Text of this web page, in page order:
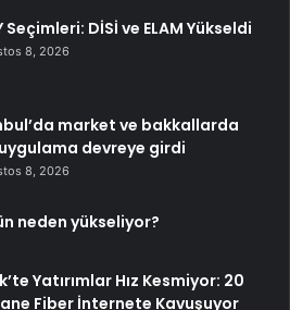
Seçimleri: DİSİ ve ELAM Yükseldi
8, 2026
market ve bakkallarda
devreye girdi
8, 2026
neden yükseliyor?
Yatırımlar Hız Kesmiyor: 20
Fiber İnternete Kavuşuyor